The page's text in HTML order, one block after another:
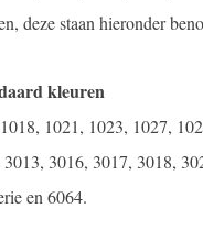
deze staan hieronder
kleuren
1021, 1023, 1027,
3016, 3017, 3018,
en 6064.